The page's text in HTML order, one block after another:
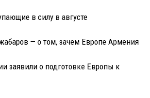
в силу в августе
— о том, зачем Европе Армения
заявили о подготовке Европы к